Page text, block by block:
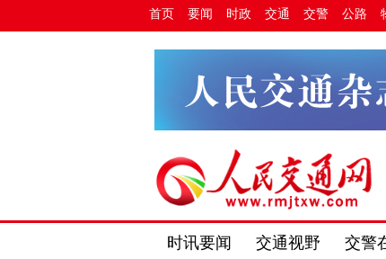
首页 要闻 时政 交通 交警 公路
时讯要闻 交通视野 交警